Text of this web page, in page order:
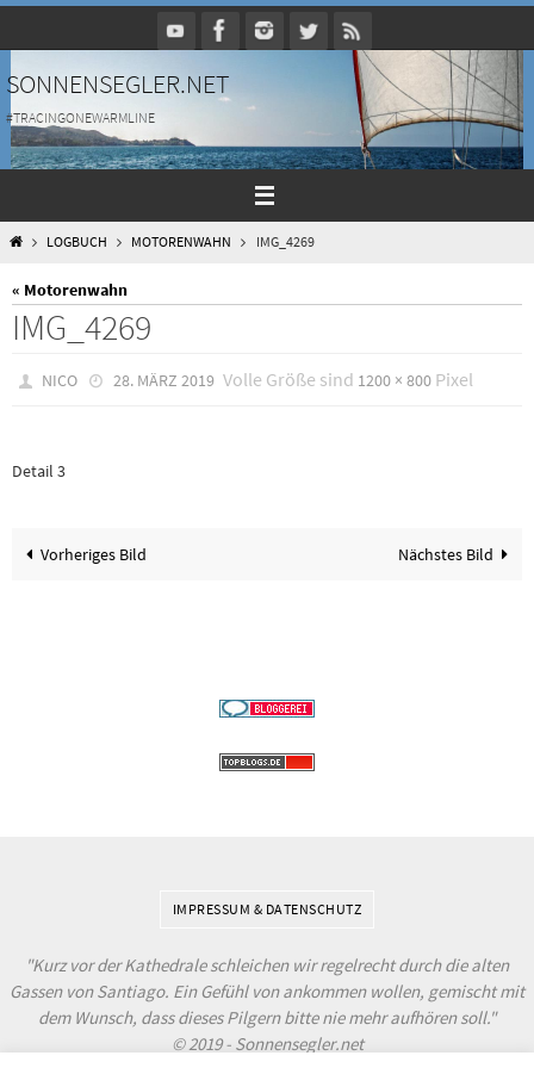
Inhalt
springen
SONNENSEGLER.NET
#TRACINGONEWARMLINE
HOMELOGBUCH MOTORENWAHN IMG_4269
« Motorenwahn
IMG_4269
NICO 28. MÄRZ 2019 Volle Größe sind 1200 × 800Pixel
Detail 3
Vorheriges Bild Nächstes Bild
IMPRESSUM & DATENSCHUTZ
"Kurz vor der Kathedrale schleichen wir regelrecht durch die alten
Gassen von Santiago. Ein Gefühl von ankommen wollen, gemischt mit
dem Wunsch, dass dieses Pilgern bitte nie mehr aufhören soll."
© 2019 - Sonnensegler.net